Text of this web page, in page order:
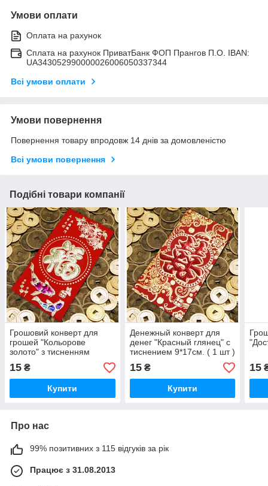
Умови оплати
Оплата на рахунок
Сплата на рахунок ПриватБанк ФОП Прангов П.О. IBAN:
UA343052990000026006050337344
Всі умови оплати
Умови повернення
Повернення товару впродовж 14 днів за домовленістю
Всі умови повернення
Подібні товари компанії
Грошовий конверт для
грошей "Кольорове
золото" з тисненням
9*17см. ( 1 шт )
15 ₴
Купити
Денежный конверт для
денег "Красный глянец" с
тиснением 9*17см. ( 1 шт )
15₴
Купити
15
Про нас
99% позитивних з 115 відгуків за рік
Працює з 31.08.2013